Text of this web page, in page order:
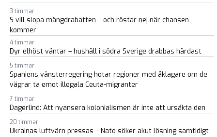
3 timmar
S vill slopa mängdrabatten – och röstar nej när chansen
kommer
4 timmar
Dyr elhöst väntar – hushåll i södra Sverige drabbas hårdast
5 timmar
Spaniens vänsterregering hotar regioner med åklagare om de
vägrar ta emot illegala Ceuta-migranter
7 timmar
Dagerlind: Att nyansera kolonialismen är inte att ursäkta den
20 timmar
Ukrainas luftvärn pressas – Nato söker akut lösning samtidigt